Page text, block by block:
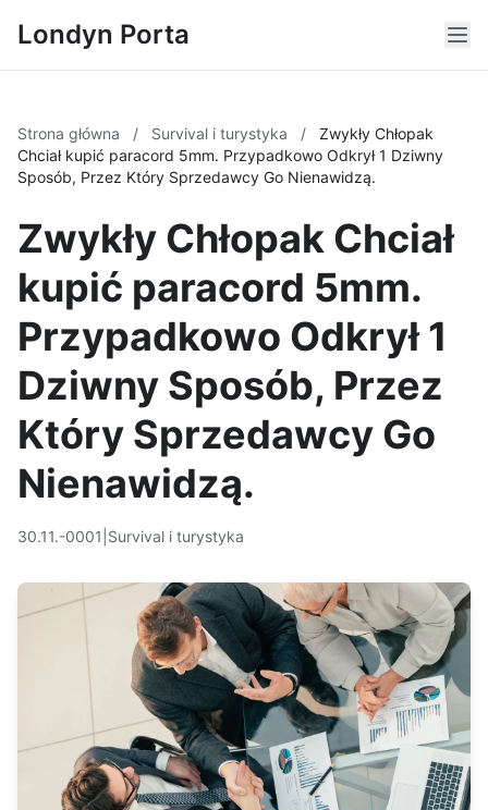
Londyn Porta
Strona główna / Survival i turystyka /
Zwykły Chłopak
Chciał kupić paracord 5mm. Przypadkowo Odkrył 1 Dziwny
Sposób, Przez Który Sprzedawcy Go Nienawidzą.
Zwykły Chłopak Chciał
kupić paracord 5mm.
Przypadkowo Odkrył 1
Dziwny Sposób, Przez
Który Sprzedawcy Go
Nienawidzą.
30.11.-0001 Survival i turystyka